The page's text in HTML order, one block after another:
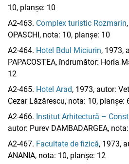
10, planșe: 10
A2-463. Complex turistic Rozmarin
OPASCHI, nota: 10, planșe: 10
A2-464. Hotel Bdul Miciurin, 1973,
PAPACOSTEA, îndrumător: Horia
12
A2-465. Hotel Arad, 1973, autor:
Cezar Lăzărescu, nota: 10, planșe:
A2-466. Institut Arhitectură –
autor: Purev DAMBADARGEA,
A2-467. Facultate de fizică, 1973,
ANANIA, nota: 10, planșe: 12